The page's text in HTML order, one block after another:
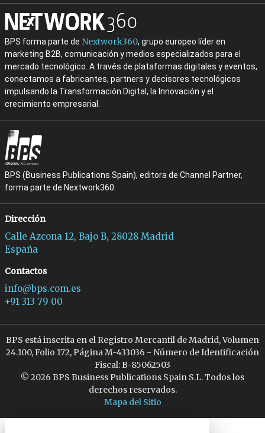
BPS forma parte de Nextwork360, grupo europeo líder en
marketing B2B, comunicación y medios especializados para el
mercado tecnológico. A través de plataformas digitales y eventos,
conectamos a fabricantes, partners y decisores tecnológicos
impulsando la Transformación Digital, la Innovación y el
crecimiento empresarial.
BPS (Business Publications Spain), editora de Channel Partner,
forma parte de Nextwork360.
Dirección
Calle Azcona 12, Bajo B, 28028 Madrid
España
Contactos
info@bps.com.es
+91 313 79 00
BPS está inscrita en el Registro Mercantil de Madrid, Volumen
24.100, Folio 172, Página M-433036 - Número de Identificación
Fiscal: B-85062503
© 2026 BPS Business Publications Spain S.L. Todos los
derechos reservados.
Mapa del Sitio